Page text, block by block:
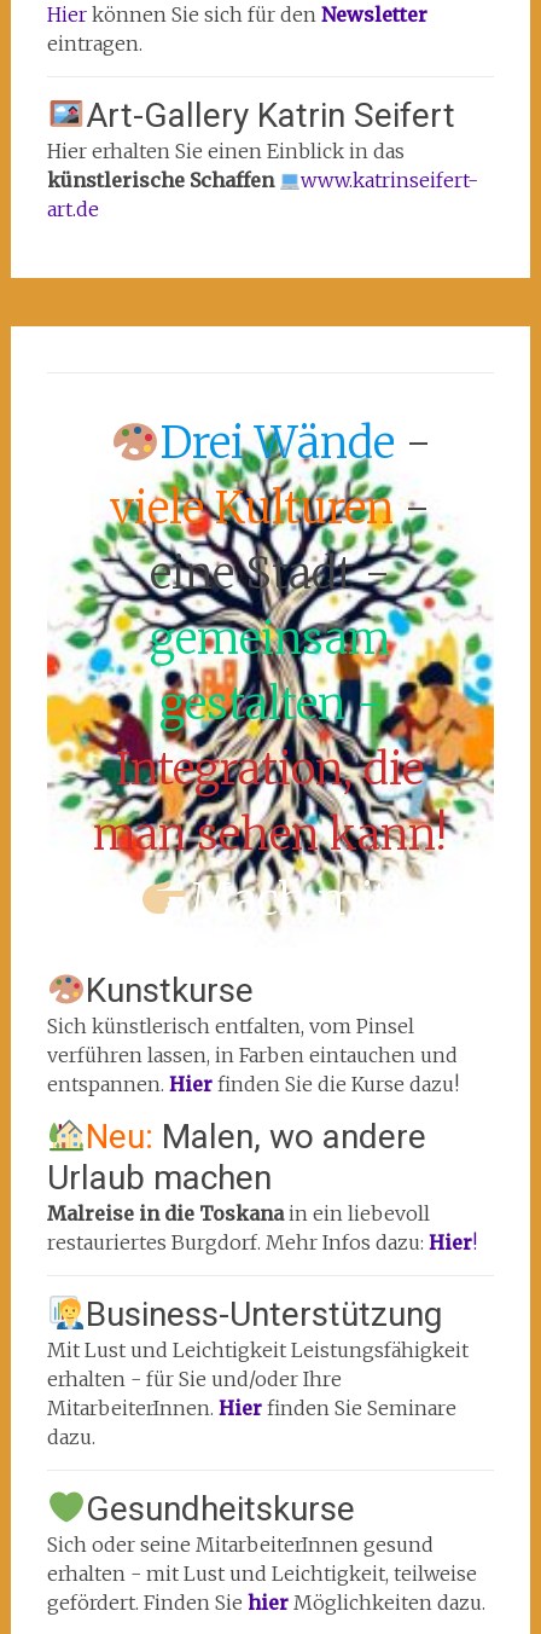
Hierkönnen Sie sich für den Newsletter
eintragen.
Art-Gallery Katrin Seifert
Hier erhalten Sie einen Einblick in das
künstlerische Schaffen
www.katrinseifert-
art.de
Drei Wände -
viele Kulturen-
eine Stadt -
gemeinsam
gestalten -
Integration, die
man sehen kann!
Mach mit!
Kunstkurse
Sich künstlerisch entfalten, vom Pinsel
verführen lassen, in Farben eintauchen und
entspannen. Hier finden Sie die Kurse dazu!
Neu: Malen, wo andere
Urlaub machen
Malreise in die Toskanain ein liebevoll
restauriertes Burgdorf. Mehr Infos dazu: Hier!
Business-Unterstützung
Mit Lust und Leichtigkeit Leistungsfähigkeit
erhalten - für Sie und/oder Ihre
MitarbeiterInnen. Hier finden Sie Seminare
dazu.
Gesundheitskurse
Sich oder seine MitarbeiterInnen gesund
erhalten - mit Lust und Leichtigkeit, teilweise
gefördert. Finden Sie hier Möglichkeiten dazu.